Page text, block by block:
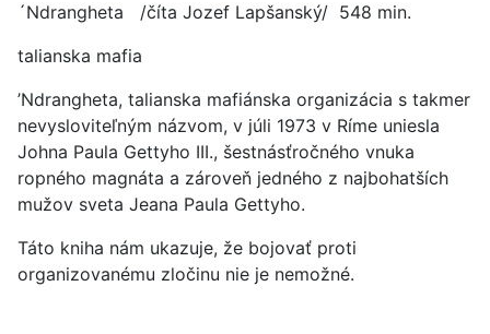
´Ndrangheta /číta Jozef Lapšanský/ 548 min.
talianska mafia
’Ndrangheta, talianska mafiánska organizácia s takmer
nevysloviteľným názvom, v júli 1973 v Ríme uniesla
Johna Paula Gettyho III., šestnásťročného vnuka
ropného magnáta a zároveň jedného z najbohatších
mužov sveta Jeana Paula Gettyho.
Táto kniha nám ukazuje, že bojovať proti
organizovanému zločinu nie je nemožné.